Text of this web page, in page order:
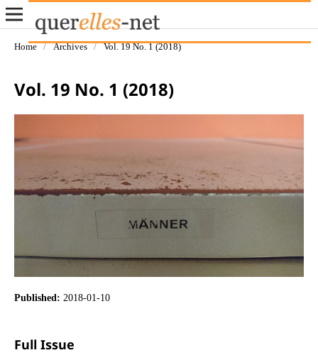
Home / Archives / Vol. 19 No. 1 (2018)
Vol. 19 No. 1 (2018)
Published: 2018-01-10
Full Issue